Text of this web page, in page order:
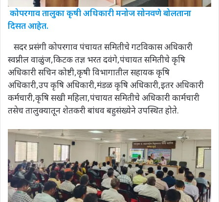
कोपरगाव तालुका कृषी अधिकारी मनोज सोनवणे बोलताना
दिसत आहेत.
सदर प्रसंगी कोपरगाव पंचायत समितीचे गटविकास अधिकारी
स्वप्नील वाळुंज,किटक तज्ञ भरत दवंगे,पंचायत समितीचे कृषि
अधिकारी सचिन कोष्टी,कृषी विभागातील सहायक कृषि
अधिकारी,उप कृषि अधिकारी,मंडळ कृषि अधिकारी,इतर अधिकारी
कर्मचारी,कृषि सखी महिला,पंचायत समितीचे अधिकारी कार्मचारी
तसेच तालुक्यातून शेतकरी बांधव बहुसंख्येने उपस्थित होते.